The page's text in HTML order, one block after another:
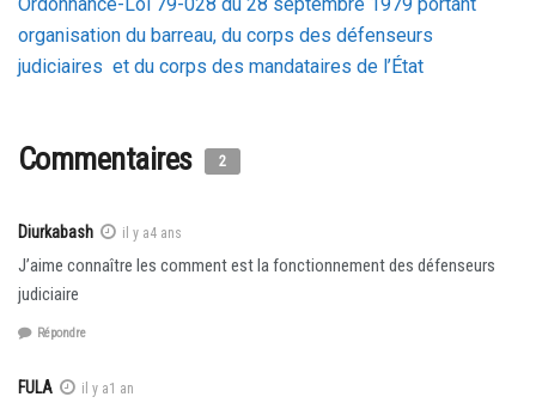
organisation du barreau, du corps des défenseurs
judiciaires et du corps des mandataires de l’État
Commentaires 2
Diurkabash il y a4 ans
J’aime connaître les comment est la fonctionnement des défenseurs
judiciaire
Répondre
FULA il y a1 an